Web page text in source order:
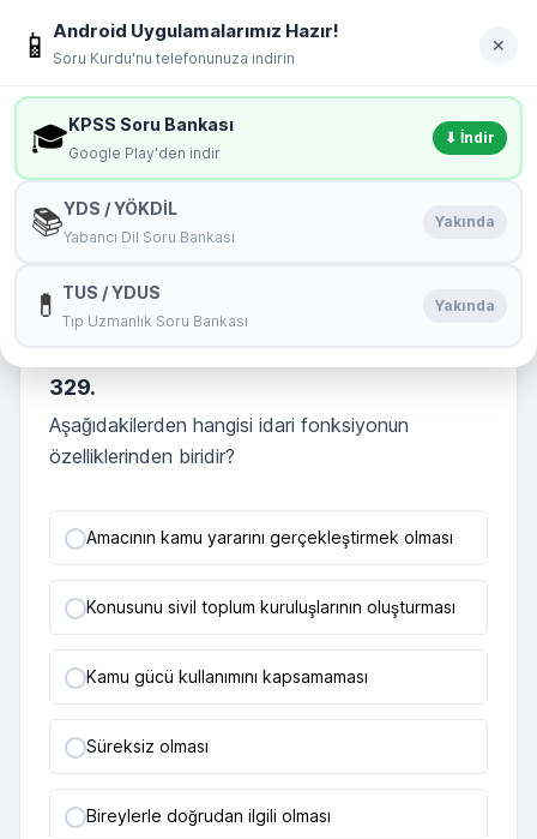
📱 Android Uygulamalarımız Hazır!
Soru Kurdu'nu telefonunuza indirin
✕
🎓KPSS Soru Bankası
Google Play'den indir
⬇ İndir
📚YDS / YÖKDİL
Yabancı Dil Soru Bankası
Yakında
💊 TUS / YDUS
Tıp Uzmanlık Soru Bankası
Yakında
sorukurdu
MENÜ
2011 kadar çıkmış bütün anayasa soruları 329.
Soru
Bu Testin Birincisi:
Başarı Yüzdeniz : 100 %
329.
Aşağıdakilerden hangisi idari fonksiyonun
özelliklerinden biridir?
Amacının kamu yararını gerçekleştirmek olması
Konusunu sivil toplum kuruluşlarının oluşturması
Kamu gücü kullanımını kapsamaması
Süreksiz olması
Bireylerle doğrudan ilgili olması